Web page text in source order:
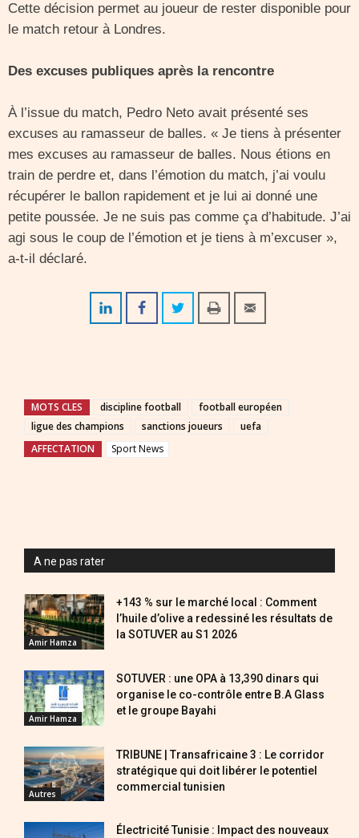
Cette décision permet au joueur de rester disponible pour
le match retour à Londres.
Des excuses publiques après la rencontre
À l’issue du match, Pedro Neto avait présenté ses
excuses au ramasseur de balles. « Je tiens à présenter
mes excuses au ramasseur de balles. Nous étions en
train de perdre et, dans l’émotion du match, j’ai voulu
récupérer le ballon rapidement et je lui ai donné une
petite poussée. Je ne suis pas comme ça d’habitude. J’ai
agi sous le coup de l’émotion et je tiens à m’excuser »,
a-t-il déclaré.
MOTS CLES discipline football
football européen
ligue des champions
sanctions joueurs
uefa
AFFECTATION
Sport News
A ne pas rater
Amir Hamza
+143 % sur le marché local : Comment
l’huile d’olive a redessiné les résultats de
la SOTUVER au S1 2026
Amir Hamza
SOTUVER : une OPA à 13,390 dinars qui
organise le co-contrôle entre B.A Glass
et le groupe Bayahi
Autres
TRIBUNE | Transafricaine 3 : Le corridor
stratégique qui doit libérer le potentiel
commercial tunisien
Électricité Tunisie : Impact des nouveaux